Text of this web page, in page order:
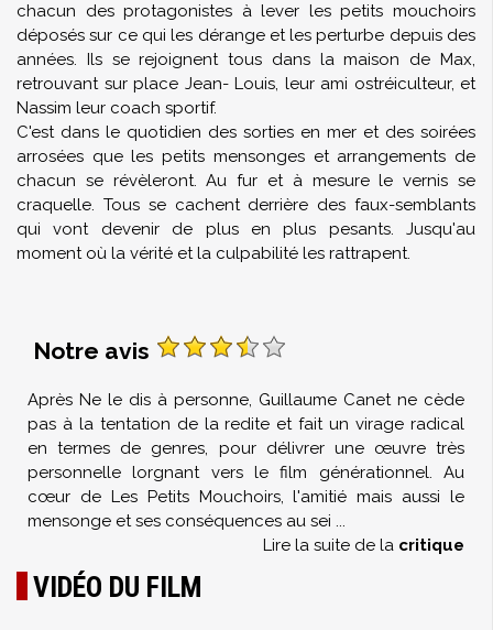
chacun des protagonistes à lever les petits mouchoirs
déposés sur ce qui les dérange et les perturbe depuis des
années. Ils se rejoignent tous dans la maison de Max,
retrouvant sur place Jean- Louis, leur ami ostréiculteur, et
Nassim leur coach sportif.
C'est dans le quotidien des sorties en mer et des soirées
arrosées que les petits mensonges et arrangements de
chacun se révèleront. Au fur et à mesure le vernis se
craquelle. Tous se cachent derrière des faux-semblants
qui vont devenir de plus en plus pesants. Jusqu'au
moment où la vérité et la culpabilité les rattrapent.
Notre avis
Après Ne le dis à personne, Guillaume Canet ne cède
pas à la tentation de la redite et fait un virage radical
en termes de genres, pour délivrer une œuvre très
personnelle lorgnant vers le film générationnel. Au
cœur de Les Petits Mouchoirs, l'amitié mais aussi le
mensonge et ses conséquences au sei ...
Lire la suite de la critique
VIDÉO DU FILM